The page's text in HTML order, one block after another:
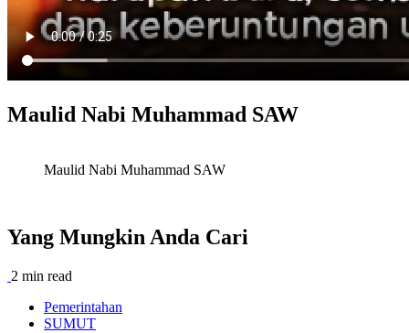
Maulid Nabi Muhammad SAW
Maulid Nabi Muhammad SAW
Yang Mungkin Anda Cari
2 min read
Pemerintahan
SUMUT